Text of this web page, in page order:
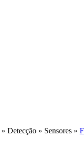
» Detecção » Sensores »